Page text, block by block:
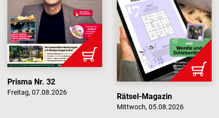
Prisma Nr. 32
Freitag, 07.08.2026 Rätsel-Magazin
Mittwoch, 05.08.2026